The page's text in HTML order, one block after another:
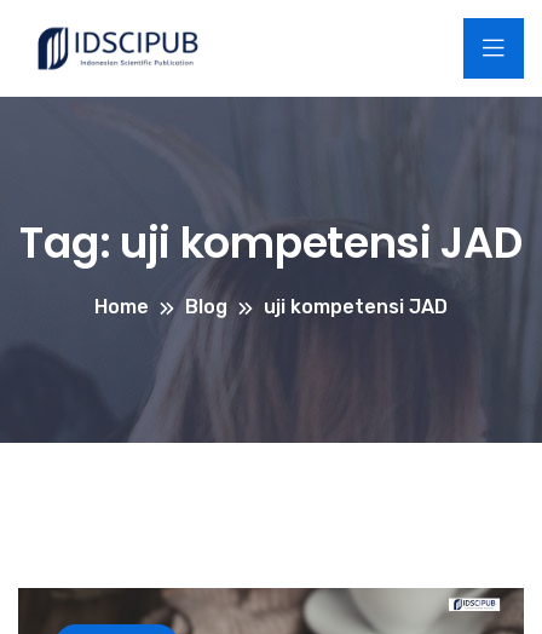
Tag: uji kompetensi JAD
Home Blog uji kompetensi JAD